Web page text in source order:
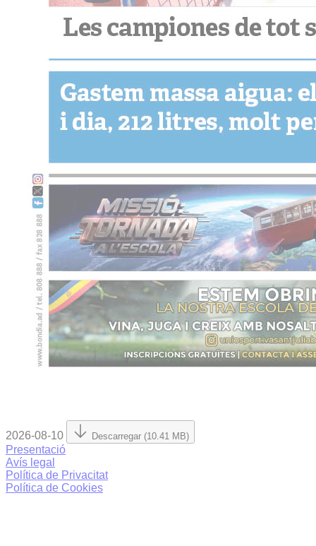
2026-08-10 Descarregar (10.41 MB)
Presentació
Avís legal
Política de Privacitat
Política de Cookies